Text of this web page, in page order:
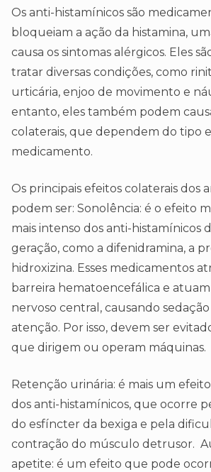
Os anti-histamínicos são
bloqueiam a ação da histamina,
causa os sintomas alérgicos. Eles
tratar diversas condições, como
urticária, enjoo de movimento e
entanto, eles também podem
colaterais, que dependem do tipo
medicamento.
Os principais efeitos colaterais dos
podem ser: Sonolência: é o efeito
mais intenso dos anti-histamínicos
geração, como a difenidramina, a
hidroxizina. Esses medicamentos
barreira hematoencefálica e atuam
nervoso central, causando
atenção. Por isso, devem ser
que dirigem ou operam máquinas.
Retenção urinária: é mais um
dos anti-histamínicos, que ocorre
do esfíncter da bexiga e pela
contração do músculo detrusor.
apetite: é um efeito que pode